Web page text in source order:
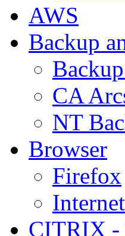
AWS
Backup
CA
NT
Browser
Firefox
CITRIX -